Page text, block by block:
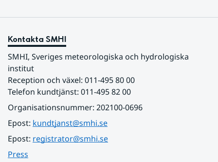
Kontakta SMHI
SMHI, Sveriges meteorologiska och hydrologiska
institut
Reception och växel: 011-495 80 00
Telefon kundtjänst: 011-495 82 00
Organisationsnummer: 202100-0696
Epost: kundtjanst@smhi.se
Epost: registrator@smhi.se
Press